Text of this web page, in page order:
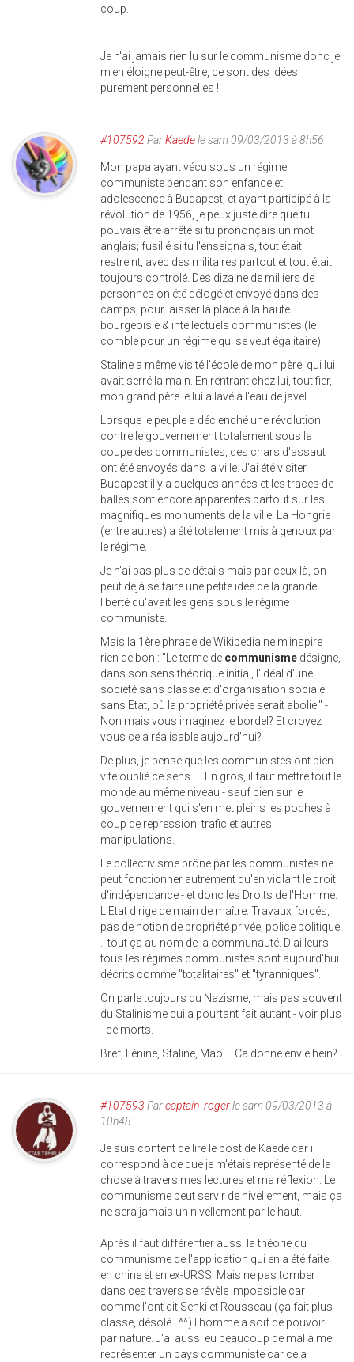
coup.
Je n'ai jamais rien lu sur le communisme donc je
m'en éloigne peut-être, ce sont des idées
purement personnelles !
#107592 ParKaedele sam 09/03/2013 à 8h56
Mon papa ayant vécu sous un régime
communiste pendant son enfance et
adolescence à Budapest, et ayant participé à la
révolution de 1956, je peux juste dire que tu
pouvais être arrêté si tu prononçais un mot
anglais; fusillé si tu l'enseignais, tout était
restreint, avec des militaires partout et tout était
toujours controlé. Des dizaine de milliers de
personnes on été délogé et envoyé dans des
camps, pour laisser la place à la haute
bourgeoisie & intellectuels communistes (le
comble pour un régime qui se veut égalitaire)
Staline a même visité l'école de mon père, qui lui
avait serré la main. En rentrant chez lui, tout fier,
mon grand père le lui a lavé à l'eau de javel.
Lorsque le peuple a déclenché une révolution
contre le gouvernement totalement sous la
coupe des communistes, des chars d'assaut
ont été envoyés dans la ville. J'ai été visiter
Budapest il y a quelques années et les traces de
balles sont encore apparentes partout sur les
magnifiques monuments de la ville. La Hongrie
(entre autres) a été totalement mis à genoux par
le régime.
Je n'ai pas plus de détails mais par ceux là, on
peut déjà se faire une petite idée de la grande
liberté qu'avait les gens sous le régime
communiste.
Mais la 1ère phrase de Wikipedia ne m'inspire
rien de bon : "Le terme de communisme désigne,
dans son sens théorique initial, l'idéal d'une
société sans classe et d'organisation sociale
sans Etat, où la propriété privée serait abolie." -
Non mais vous imaginez le bordel? Et croyez
vous cela réalisable aujourd'hui?
De plus, je pense que les communistes ont bien
vite oublié ce sens ... En gros, il faut mettre tout le
monde au même niveau - sauf bien sur le
gouvernement qui s'en met pleins les poches à
coup de repression, trafic et autres
manipulations.
Le collectivisme prôné par les communistes ne
peut fonctionner autrement qu'en violant le droit
d'indépendance - et donc les Droits de l'Homme.
L'Etat dirige de main de maître. Travaux forcés,
pas de notion de propriété privée, police politique
.. tout ça au nom de la communauté. D'ailleurs
tous les régimes communistes sont aujourd'hui
décrits comme "totalitaires" et "tyranniques".
On parle toujours du Nazisme, mais pas souvent
du Stalinisme qui a pourtant fait autant - voir plus
- de morts.
Bref, Lénine, Staline, Mao ... Ca donne envie hein?
#107593 Parcaptain_rogerle sam 09/03/2013 à
10h48
Je suis content de lire le post de Kaede car il
correspond à ce que je m'étais représenté de la
chose à travers mes lectures et ma réflexion. Le
communisme peut servir de nivellement, mais ça
ne sera jamais un nivellement par le haut.
Après il faut différentier aussi la théorie du
communisme de l'application qui en a été faite
en chine et en ex-URSS. Mais ne pas tomber
dans ces travers se révèle impossible car
comme l'ont dit Senki et Rousseau (ça fait plus
classe, désolé ! ^^) l'homme a soif de pouvoir
par nature. J'ai aussi eu beaucoup de mal à me
représenter un pays communiste car cela